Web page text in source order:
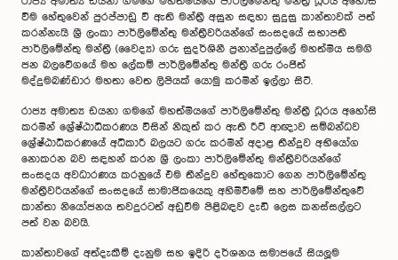
වීම හේතුවෙන් පුරප්පාඩු වි ඇති මන්ත්‍රී අසුන සඳහා සුදුසු කාන්තාවක් පත්
කරන්නැයි ශ්‍රී ලංකා පාර්ලිමේන්තු මන්ත්‍රීවරියන්ගේ සංසදයේ සභාපති
පාර්ලිමේන්තු මන්ත්‍රී (වෛද්‍ය) ගරු සුදර්ශිනී ප්‍රනාන්දුපුල්ලේ මහත්මිය සමගි
ජන බලවේගයේ මහ ලේකම් පාර්ලිමේන්තු මන්ත්‍රී ගරු රංජිත්
මද්දුමබණ්ඩාර මහතා වෙත ලිපියක් යොමු කරමින් ඉල්ලා සිටී.
රාජ්‍ය අමාත්‍ය ඩයනා ගමගේ මහත්මියගේ පාර්ලිමේන්තු මන්ත්‍රී ධූරය අහෝසි
කරමින් ශ්‍රේෂ්ඨාධිකරණය විසින් නිකුත් කර ඇති රීට් ආඥාව සම්බන්ධව
ශ්‍රේෂ්ඨාධිකරණයේ අධිකාරී බලයට ගරු කරමින් අදාළ තීන්දුව අභියෝග
නොකරන බව සඳහන් කරන ශ්‍රී ලංකා පාර්ලිමේන්තු මන්ත්‍රීවරියන්ගේ
සංසදය අවධාරණය කරනුයේ එම තීන්දුව හේතුකොට ගෙන පාර්ලිමේන්තු
මන්ත්‍රීවරියන්ගේ සංසදයේ සාමාජිකයෙකු අහිමිවීමේ සහ පාර්ලිමේන්තුවේ
කාන්තා නියෝජනය තවදුරටත් අඩුවීම පිළිබඳව දැඩි ලෙස කනස්සල්ලට
පත් වන බවයි.
කාන්තාවගේ අත්දැකීම් දැනුම සහ ඉදිරි දර්ශනය සමාජයේ සියලූම